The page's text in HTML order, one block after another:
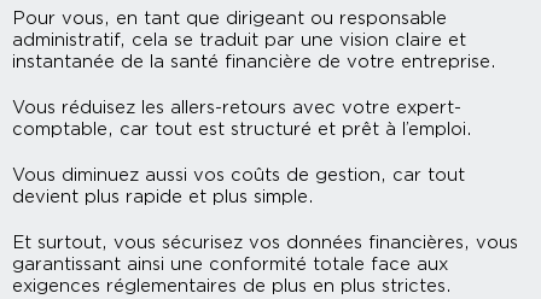
Pour vous, en tant que dirigeant ou responsable
administratif, cela se traduit par une vision claire et
instantanée de la santé financière de votre entreprise.
Vous réduisez les allers-retours avec votre expert-
comptable, car tout est structuré et prêt à l’emploi.
Vous diminuez aussi vos coûts de gestion, car tout
devient plus rapide et plus simple.
Et surtout, vous sécurisez vos données financières, vous
garantissant ainsi une conformité totale face aux
exigences réglementaires de plus en plus strictes.